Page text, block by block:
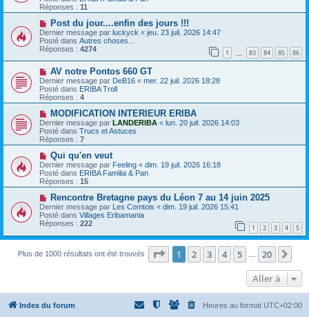
e
e
s
s
a
g
e
v
e
a
u
m
e
s
s
a
g
e
Réponses : 11
N
o
u
v
e
a
u
m
e
s
s
a
g
e
Post du jour....enfin des jours !!!
Dernier message par luckyck « jeu. 23 juil. 2026 14:47
Posté dans Autres choses...
Réponses : 4274 1 83 84 85 86
N
o
u
v
e
a
u
m
e
s
s
g
e
AV notre Pontos 660 GT
Dernier message par DeB16 « mer. 22 juil. 2026 18:28
Posté dans ERIBA Troll
Réponses : 4
N
o
u
v
e
a
u
m
e
s
s
a
g
e
MODIFICATION INTERIEUR ERIBA
Dernier message par LANDERIBA « lun. 20 juil. 2026 14:03
Posté dans Trucs et Astuces
Réponses : 7
N
o
u
v
e
a
u
m
e
s
s
g
Qui qu'en veut
Dernier message par Feeling « dim. 19 juil. 2026 16:18
Posté dans ERIBA Familia & Pan
Réponses : 15
N
o
u
v
e
a
m
g
e
Rencontre Bretagne pays du Léon 7 au 14 juin 2025
Dernier message par Les Comtois « dim. 19 juil. 2026 15:41
Posté dans Villages Eribamania
Réponses : 222 1 2 3 4 5
Plus de 1000 résultats ont été trouvés Page 1sur20
1 2 3 4 5 20
Aller à
Index du forum Heures au format UTC+02:00